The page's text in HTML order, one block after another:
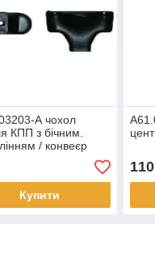
А чохол
КПП з бічним.
/ конвеєр
Купити
110